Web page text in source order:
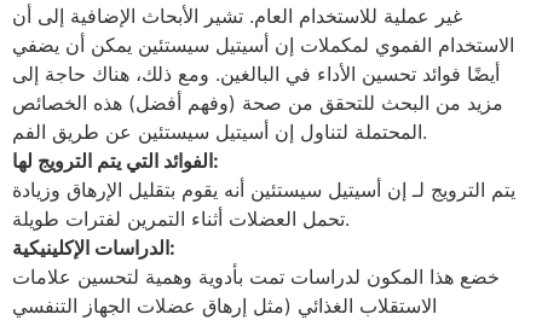
غير عملية للاستخدام العام. تشير الأبحاث الإضافية إلى أن
الاستخدام الفموي لمكملات إن أسيتيل سيستئين ​​يمكن أن يضفي
أيضًا فوائد تحسين الأداء في البالغين. ومع ذلك، هناك حاجة إلى
مزيد من البحث للتحقق من صحة (وفهم أفضل) هذه الخصائص
المحتملة لتناول إن أسيتيل سيستئين ​​عن طريق الفم.
الفوائد التي يتم الترويج لها:
يتم الترويج لـ إن أسيتيل سيستئين أنه يقوم بتقليل الإرهاق وزيادة
تحمل العضلات أثناء التمرين لفترات طويلة.
الدراسات الإكلينيكية:
خضع هذا المكون لدراسات تمت بأدوية وهمية لتحسين علامات
الاستقلاب الغذائي (مثل إرهاق عضلات الجهاز التنفسي